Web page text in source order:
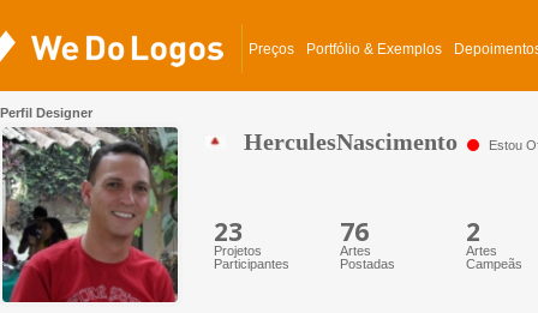
Preços Portfólio & Exemplos
HerculesNascimento Estou
Perfil Designer
23
Projetos
Participantes
76
Artes
Postadas
2
Artes
Campeãs